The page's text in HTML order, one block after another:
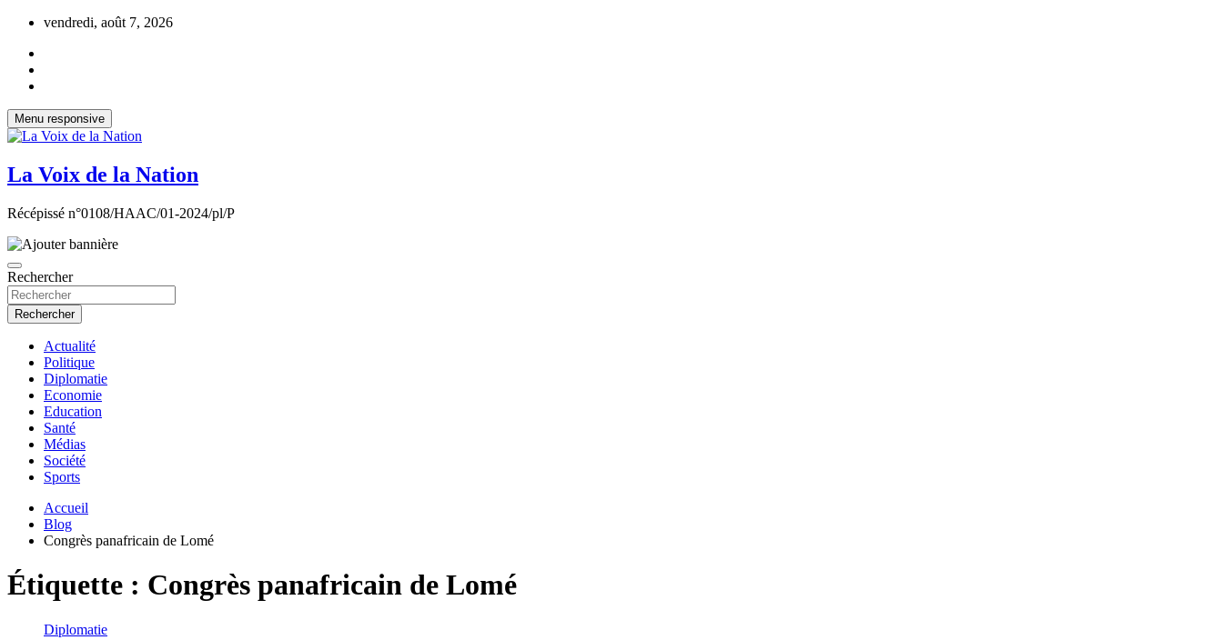
Aller
contenu
vendredi, août 7, 2026
Menu responsive
La Voix de la Nation
Récépissé n°0108/HAAC/01-2024/pl/P
Rechercher
Rechercher
Actualité
Politique
Diplomatie
Economie
Education
Santé
Médias
Société
Sports
Accueil
Blog
Congrès panafricain de Lomé
Étiquette : Congrès panafricain de Lomé
Diplomatie